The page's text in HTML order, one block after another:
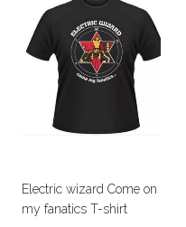
Electric wizard Come on
my fanatics T-shirt